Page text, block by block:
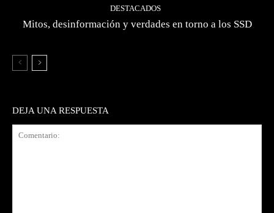
DESTACADOS
Mitos, desinformación y verdades en torno a los SSD
DEJA UNA RESPUESTA